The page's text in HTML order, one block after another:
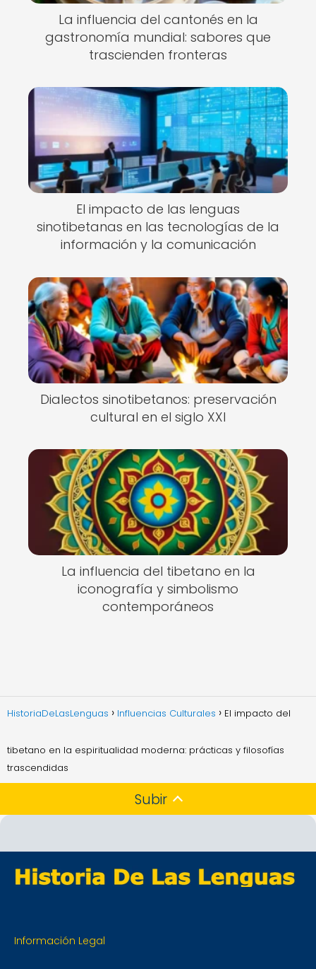
La influencia del cantonés en la
gastronomía mundial: sabores que
trascienden fronteras
El impacto de las lenguas
sinotibetanas en las tecnologías de la
información y la comunicación
Dialectos sinotibetanos: preservación
cultural en el siglo XXI
La influencia del tibetano en la
iconografía y simbolismo
contemporáneos
HistoriaDeLasLenguas Influencias Culturales El impacto del
tibetano en la espiritualidad moderna: prácticas y filosofías
trascendidas
Subir
Información Legal